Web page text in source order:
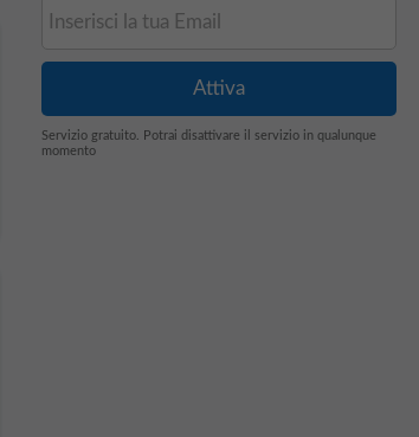
Servizio gratuito. Potrai disattivare il servizio in qualunque
momento